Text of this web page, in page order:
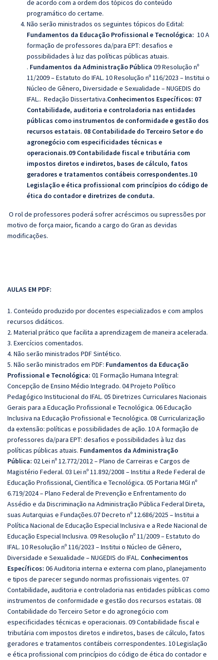
de acordo com a ordem dos tópicos do conteúdo
programático do certame.
Não serão ministrados os seguintes tópicos do Edital:
Fundamentos da Educação Profissional e Tecnológica: 10 A
formação de professores da/para EPT: desafios e
possibilidades à luz das políticas públicas atuais.
. Fundamentos da Administração Pública 09 Resolução nº
11/2009 – Estatuto do IFAL. 10 Resolução nº 116/2023 – Institui o
Núcleo de Gênero, Diversidade e Sexualidade – NUGEDIS do
IFAL.. Redação Dissertativa.Conhecimentos Específicos: 07
Contabilidade, auditoria e controladoria nas entidades
públicas como instrumentos de conformidade e gestão dos
recursos estatais. 08 Contabilidade do Terceiro Setor e do
agronegócio com especificidades técnicas e
operacionais.09 Contabilidade fiscal e tributária com
impostos diretos e indiretos, bases de cálculo, fatos
geradores e tratamentos contábeis correspondentes.10
Legislação e ética profissional com princípios do código de
ética do contador e diretrizes de conduta.
O rol de professores poderá sofrer acréscimos ou supressões por
motivo de força maior, ficando a cargo do Gran as devidas
modificações.
AULAS EM PDF:
1. Conteúdo produzido por docentes especializados e com amplos
recursos didáticos.
2. Material prático que facilita a aprendizagem de maneira acelerada.
3. Exercícios comentados.
4. Não serão ministrados PDF Sintético.
5. Não serão ministrados em PDF: Fundamentos da Educação
Profissional e Tecnológica: 01 Formação Humana Integral:
Concepção de Ensino Médio Integrado. 04 Projeto Político
Pedagógico Institucional do IFAL. 05 Diretrizes Curriculares Nacionais
Gerais para a Educação Profissional e Tecnológica. 06 Educação
Inclusiva na Educação Profissional e Tecnológica. 08 Curricularização
da extensão: políticas e possibilidades de ação. 10 A formação de
professores da/para EPT: desafios e possibilidades à luz das
políticas públicas atuais. Fundamentos da Administração
Pública: 02 Lei nº 12.772/2012 – Plano de Carreiras e Cargos de
Magistério Federal. 03 Lei nº 11.892/2008 – Institui a Rede Federal de
Educação Profissional, Científica e Tecnológica. 05 Portaria MGI nº
6.719/2024 – Plano Federal de Prevenção e Enfrentamento do
Assédio e da Discriminação na Administração Pública Federal Direta,
suas Autarquias e Fundações.07 Decreto nº 12.686/2025 – Institui a
Política Nacional de Educação Especial Inclusiva e a Rede Nacional de
Educação Especial Inclusiva. 09 Resolução nº 11/2009 – Estatuto do
IFAL. 10 Resolução nº 116/2023 – Institui o Núcleo de Gênero,
Diversidade e Sexualidade – NUGEDIS do IFAL. Conhecimentos
Específicos: 06 Auditoria interna e externa com plano, planejamento
e tipos de parecer segundo normas profissionais vigentes. 07
Contabilidade, auditoria e controladoria nas entidades públicas como
instrumentos de conformidade e gestão dos recursos estatais. 08
Contabilidade do Terceiro Setor e do agronegócio com
especificidades técnicas e operacionais. 09 Contabilidade fiscal e
tributária com impostos diretos e indiretos, bases de cálculo, fatos
geradores e tratamentos contábeis correspondentes. 10 Legislação
e ética profissional com princípios do código de ética do contador e